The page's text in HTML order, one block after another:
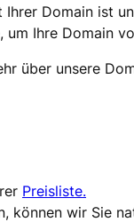
Ihrer Domain ist
um Ihre Domain
über unsere
Preisliste.
können wir Sie